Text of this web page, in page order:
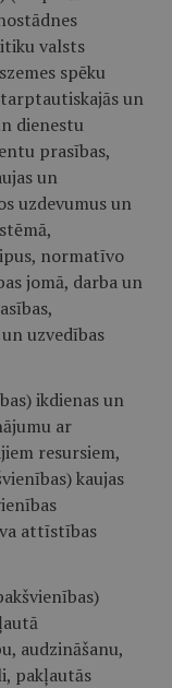
valsts
spēku
un
dienestu
prasības,
un
uzdevumus un
normatīvo
jomā, darba un
uzvedības
ikdienas un
ar
resursiem,
kaujas
attīstības
audzināšanu,
pakļautās